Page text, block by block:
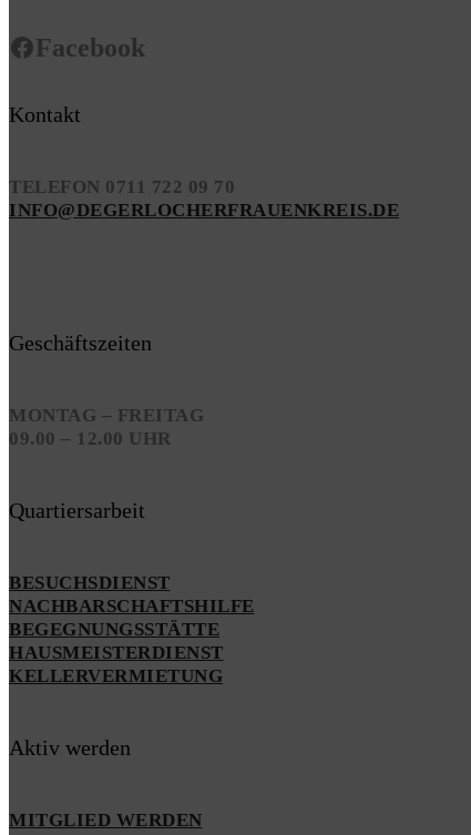
Facebook
Kontakt
TELEFON 0711 722 09 70
INFO@DEGERLOCHERFRAUENKREIS.DE
Geschäftszeiten
MONTAG – FREITAG
09.00 – 12.00 UHR
Quartiersarbeit
BESUCHSDIENST
NACHBARSCHAFTSHILFE
BEGEGNUNGSSTÄTTE
HAUSMEISTERDIENST
KELLERVERMIETUNG
Aktiv werden
MITGLIED WERDEN